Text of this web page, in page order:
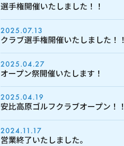
選手権開催いたしました！！
2025.07.13
クラブ選手権開催いたしました！！
2025.04.27
オープン祭開催いたします！
2025.04.19
安比高原ゴルフクラブオープン！！
2024.11.17
営業終了いたしました。